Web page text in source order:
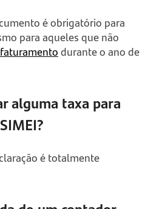
é obrigatório para
para aqueles que não
faturamentodurante o ano de
alguma taxa para
é totalmente